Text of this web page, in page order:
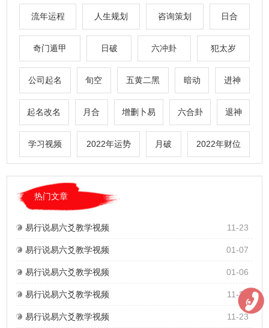
流年运程 人生规划 咨询策划 日合
奇门遁甲 日破 六冲卦 犯太岁
公司起名 旬空 五黄二黑 暗动 进神
起名改名 月合 增删卜易 六合卦 退神
学习视频 2022年运势 月破 2022年财位
热门文章
易行说易六爻教学视频 11-23
易行说易六爻教学视频 01-07
易行说易六爻教学视频 01-06
易行说易六爻教学视频 11-23
易行说易六爻教学视频 11-23